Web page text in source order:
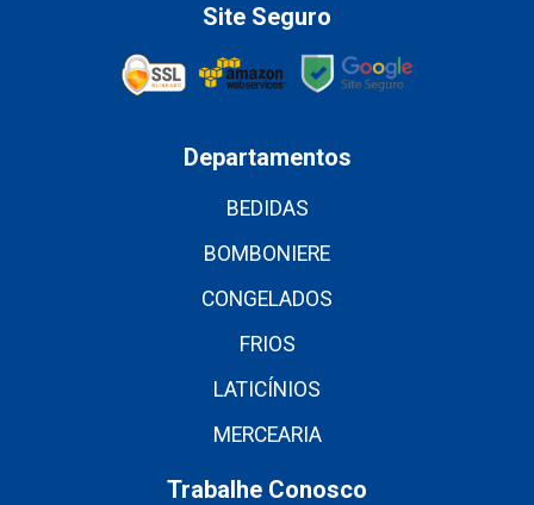
Site Seguro
Departamentos
BEDIDAS
BOMBONIERE
CONGELADOS
FRIOS
LATICÍNIOS
MERCEARIA
Trabalhe Conosco